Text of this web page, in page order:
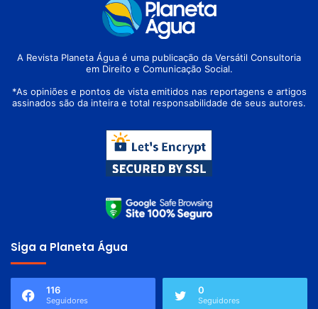
A Revista Planeta Água é uma publicação da Versátil Consultoria
em Direito e Comunicação Social.
*As opiniões e pontos de vista emitidos nas reportagens e artigos
assinados são da inteira e total responsabilidade de seus autores.
Siga a Planeta Água
116
Seguidores
0
Seguidores